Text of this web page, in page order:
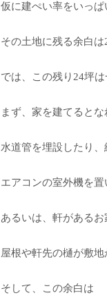
仮に建ぺい率をいっ
その土地に残る余白は
では、この残り24坪
まず、家を建てると
水道管を埋設したり、
エアコンの室外機を置
あるいは、軒があるお
屋根や軒先の樋が敷地
そして、この余白は